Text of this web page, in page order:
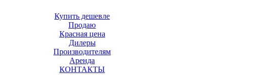
Купить дешевле
Продаю
Красная цена
Дилеры
Производителям
Аренда
КОНТАКТЫ